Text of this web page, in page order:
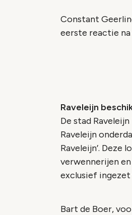
Constant
eerste reactie na
Raveleijn
De stad
Raveleijn
Raveleijn’.
verwennerijen
exclusief
Bart de Boer,